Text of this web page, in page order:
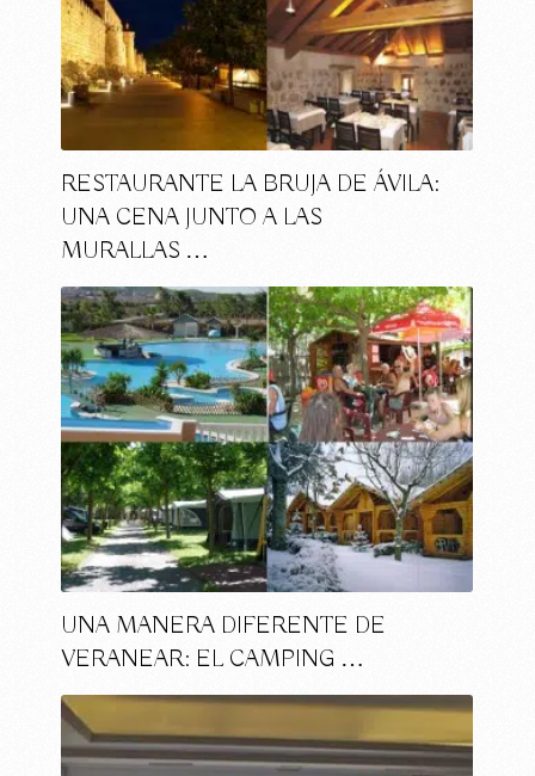
RESTAURANTE LA BRUJA DE ÁVILA:
UNA CENA JUNTO A LAS
MURALLAS …
UNA MANERA DIFERENTE DE
VERANEAR: EL CAMPING …